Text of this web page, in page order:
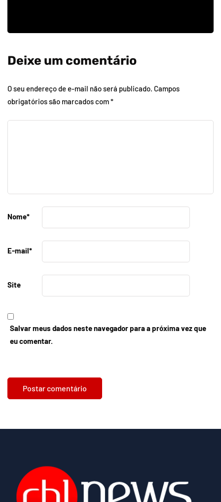
Deixe um comentário
O seu endereço de e-mail não será publicado. Campos
obrigatórios são marcados com*
Nome*
E-mail*
Site
Salvar meus dados neste navegador para a próxima vez que
eu comentar.